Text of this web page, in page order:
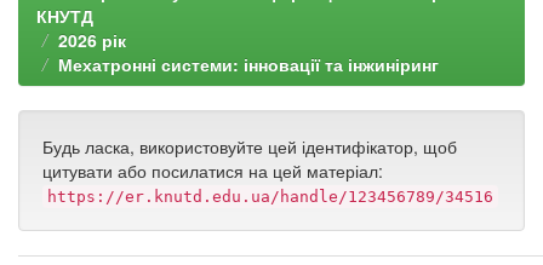
КНУТД
2026 рік
Мехатронні системи: інновації та інжиніринг
Будь ласка, використовуйте цей ідентифікатор, щоб
цитувати або посилатися на цей матеріал:
https://er.knutd.edu.ua/handle/123456789/34516